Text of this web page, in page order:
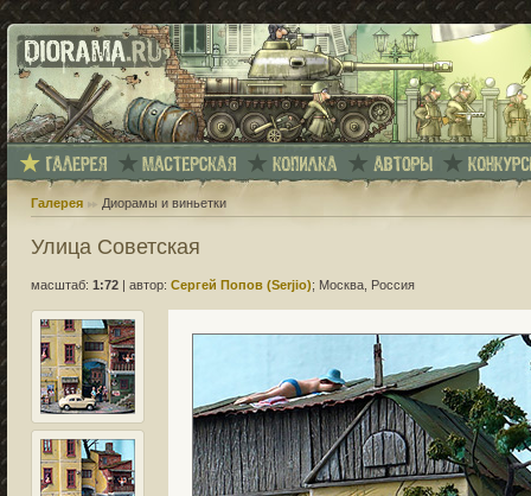
Галерея Диорамы и виньетки
Улица Советская
масштаб: 1:72 автор: Сергей Попов (Serjio); Москва, Россия